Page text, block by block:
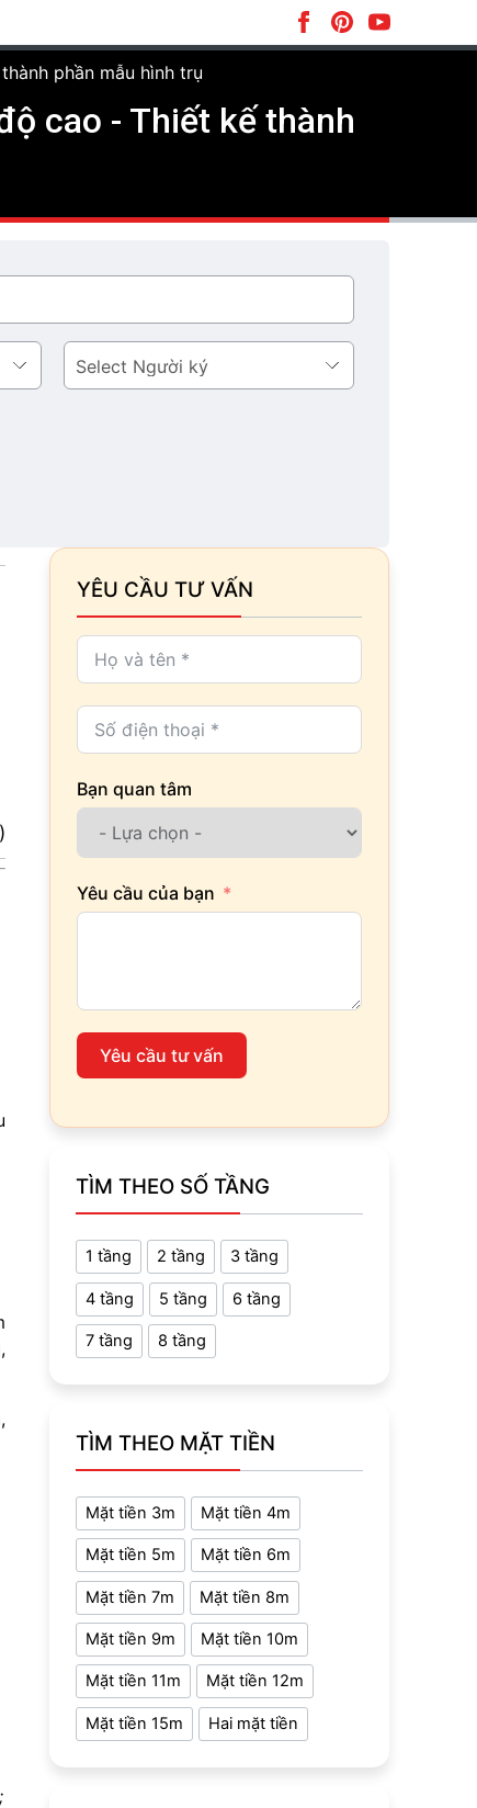
phần mẫu hình trụ
cao - Thiết kế thành
Người
ký
YÊU CẦU TƯ VẤN
Bạn quan tâm
Yêu cầu của bạn
Yêu cầu tư vấn
TÌM THEO SỐ TẦNG
1 tầng 2 tầng 3 tầng
4 tầng 5 tầng 6 tầng
7 tầng 8 tầng
TÌM THEO MẶT TIỀN
Mặt tiền 3m Mặt tiền 4m
Mặt tiền 5m Mặt tiền 6m
Mặt tiền 7m Mặt tiền 8m
Mặt tiền 9m Mặt tiền 10m
Mặt tiền 11m Mặt tiền 12m
Mặt tiền 15m Hai mặt tiền